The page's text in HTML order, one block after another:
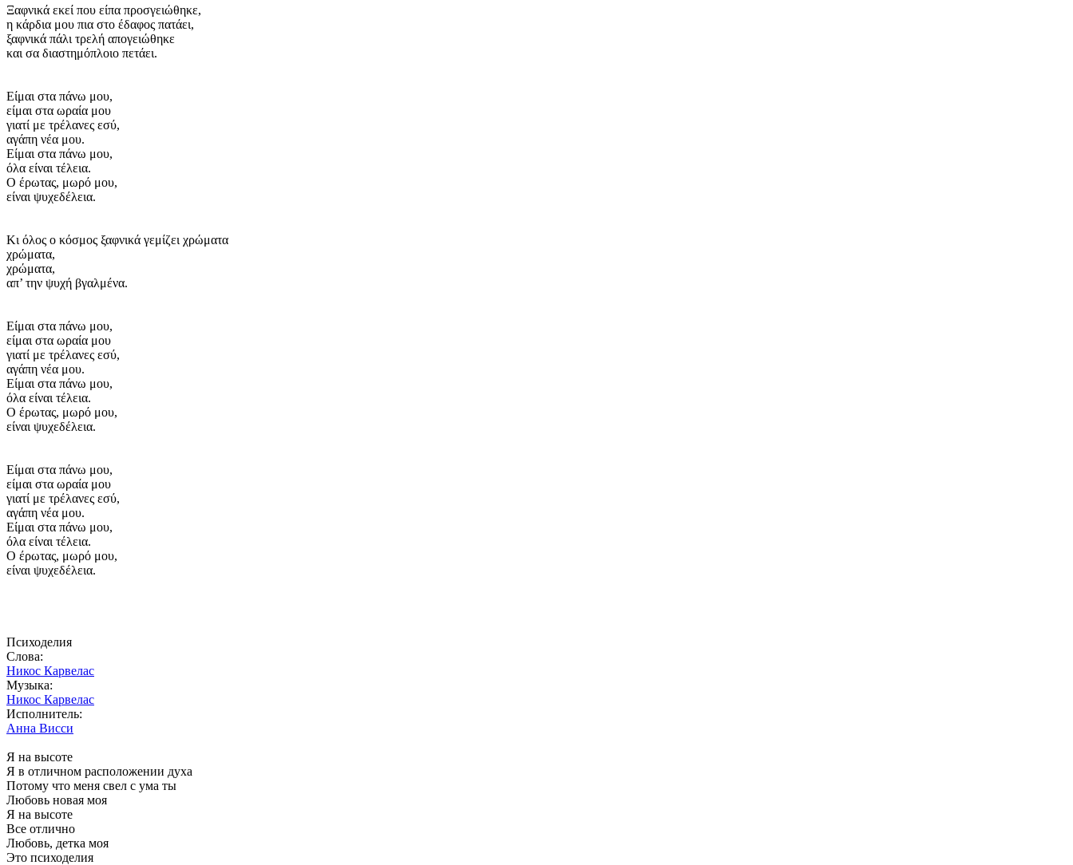
Ξαφνικά εκεί που είπα προσγειώθηκε,
η κάρδια μου πια στο έδαφος πατάει,
ξαφνικά πάλι τρελή απογειώθηκε
και σα διαστημόπλοιο πετάει.
Είμαι στα πάνω μου,
είμαι στα ωραία μου
γιατί με τρέλανες εσύ,
αγάπη νέα μου.
Είμαι στα πάνω μου,
όλα είναι τέλεια.
Ο έρωτας, μωρό μου,
είναι ψυχεδέλεια.
Κι όλος ο κόσμος ξαφνικά γεμίζει χρώματα
χρώματα,
χρώματα,
απ’ την ψυχή βγαλμένα.
Είμαι στα πάνω μου,
είμαι στα ωραία μου
γιατί με τρέλανες εσύ,
αγάπη νέα μου.
Είμαι στα πάνω μου,
όλα είναι τέλεια.
Ο έρωτας, μωρό μου,
είναι ψυχεδέλεια.
Είμαι στα πάνω μου,
είμαι στα ωραία μου
γιατί με τρέλανες εσύ,
αγάπη νέα μου.
Είμαι στα πάνω μου,
όλα είναι τέλεια.
Ο έρωτας, μωρό μου,
είναι ψυχεδέλεια.
Психоделия
Слова:
Никос Карвелас
Музыка:
Никос Карвелас
Исполнитель:
Анна Висси
Я на высоте
Я в отличном расположении духа
Потому что меня свел с ума ты
Любовь новая моя
Я на высоте
Все отлично
Любовь, детка моя
Это психоделия